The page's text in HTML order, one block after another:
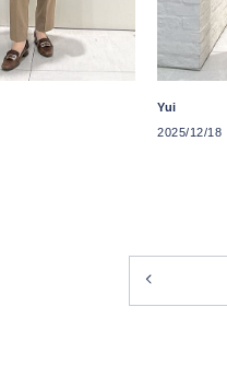
Yui
2025/12/18